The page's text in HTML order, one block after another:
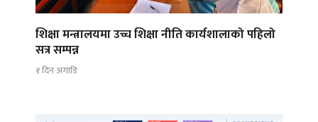
शिक्षा मन्त्रालयमा उच्च शिक्षा नीति कार्यशालाको पहिलो
सत्र सम्पन्न
१ दिन अगाडि